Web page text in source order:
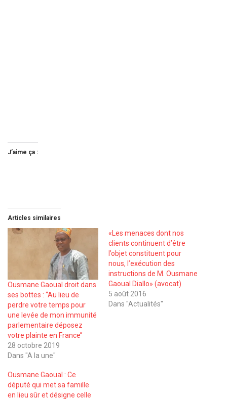
J’aime ça :
Articles similaires
Ousmane Gaoual droit dans
ses bottes : ‘‘Au lieu de
perdre votre temps pour
une levée de mon immunité
parlementaire déposez
votre plainte en France’’
28 octobre 2019
Dans "A la une"
«Les menaces dont nos
clients continuent d’être
l’objet constituent pour
nous, l’exécution des
instructions de M. Ousmane
Gaoual Diallo» (avocat)
5 août 2016
Dans "Actualités"
Ousmane Gaoual : Ce
député qui met sa famille
en lieu sûr et désigne celle